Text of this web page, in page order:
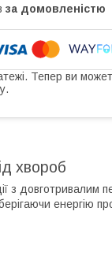
за домовленістю
Тепер ви
хвороб
з довготривалим
енергію